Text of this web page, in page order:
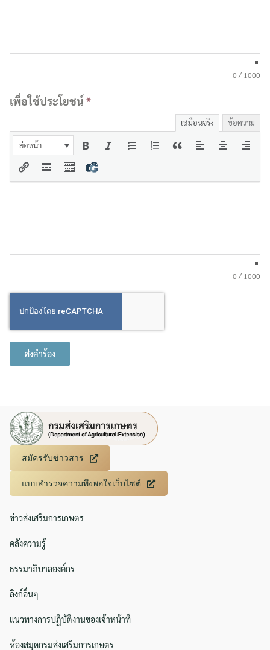
Search
for:
0 / 1000
เพื่อใช้ประโยชน์ *
เสมือนจริง ข้อความ
ย่อหน้า
0 / 1000
ส่งคำร้อง
สมัครรับข่าวสาร
แบบสำรวจความพึงพอใจเว็บไซต์
ข่าวส่งเสริมการเกษตร
คลังความรู้
ธรรมาภิบาลองค์กร
ลิงก์อื่นๆ
แนวทางการปฏิบัติงานของเจ้าหน้าที่
ห้องสมุดกรมส่งเสริมการเกษตร